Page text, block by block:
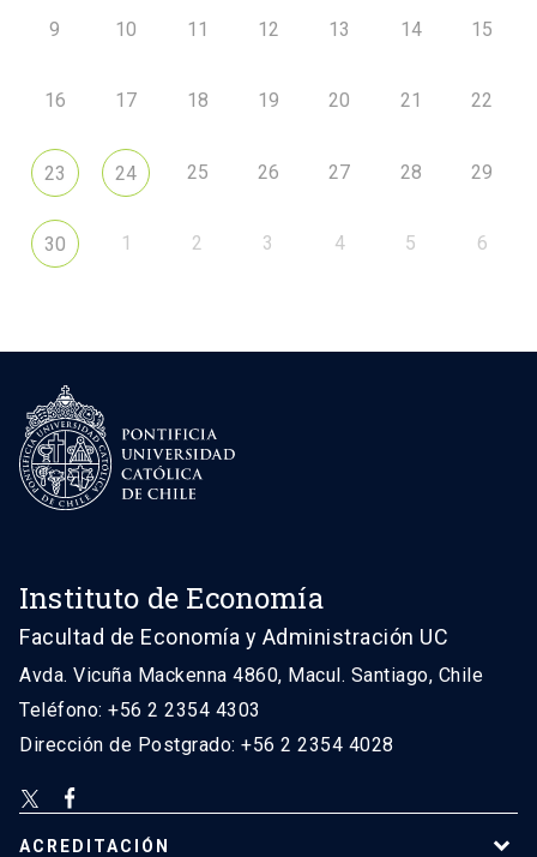
9 10 11 12 13 14 15
16 17 18 19 20 21 22
23 24 25 26 27 28 29
30 1 2 3 4 5 6
Instituto de Economía
Facultad de Economía y Administración UC
Avda. Vicuña Mackenna 4860, Macul. Santiago, Chile
Teléfono: +56 2 2354 4303
Dirección de Postgrado: +56 2 2354 4028
ACREDITACIÓN